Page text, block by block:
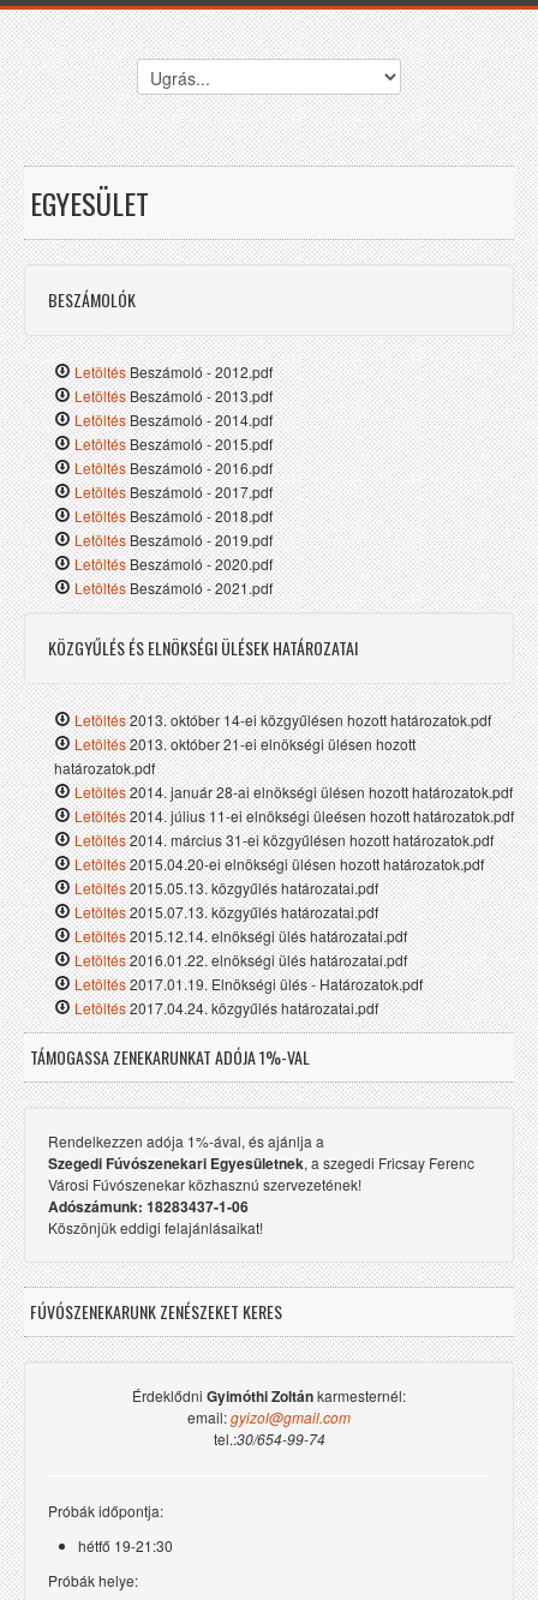
EGYESÜLET
BESZÁMOLÓK
LetöltésBeszámoló - 2012.pdf
LetöltésBeszámoló - 2013.pdf
LetöltésBeszámoló - 2014.pdf
LetöltésBeszámoló - 2015.pdf
LetöltésBeszámoló - 2016.pdf
LetöltésBeszámoló - 2017.pdf
LetöltésBeszámoló - 2018.pdf
LetöltésBeszámoló - 2019.pdf
LetöltésBeszámoló - 2020.pdf
LetöltésBeszámoló - 2021.pdf
KÖZGYŰLÉS ÉS ELNÖKSÉGI ÜLÉSEK HATÁROZATAI
Letöltés2013. október 14-ei közgyűlésen hozott határozatok.pdf
Letöltés2013. október 21-ei elnökségi ülésen hozott
határozatok.pdf
Letöltés2014. január 28-ai elnökségi ülésen hozott határozatok.pdf
Letöltés2014. július 11-ei elnökségi üleésen hozott határozatok.pdf
Letöltés2014. március 31-ei közgyűlésen hozott határozatok.pdf
Letöltés2015.04.20-ei elnökségi ülésen hozott határozatok.pdf
Letöltés2015.05.13. közgyűlés határozatai.pdf
Letöltés2015.07.13. közgyűlés határozatai.pdf
Letöltés2015.12.14. elnökségi ülés határozatai.pdf
Letöltés2016.01.22. elnökségi ülés határozatai.pdf
Letöltés2017.01.19. Elnökségi ülés - Határozatok.pdf
Letöltés2017.04.24. közgyűlés határozatai.pdf
TÁMOGASSA ZENEKARUNKAT ADÓJA 1%-VAL
Rendelkezzen adója 1%-ával, és ajánlja a
Szegedi Fúvószenekari Egyesületnek, a szegedi Fricsay Ferenc
Városi Fúvószenekar közhasznú szervezetének!
Adószámunk: 18283437-1-06
Köszönjük eddigi felajánlásaikat!
FÚVÓSZENEKARUNK ZENÉSZEKET KERES
Érdeklődni Gyimóthi Zoltánkarmesternél:
email:gyizol@gmail.com
tel.:30/654-99-74
Próbák időpontja:
hétfő 19-21:30
Próbák helye: